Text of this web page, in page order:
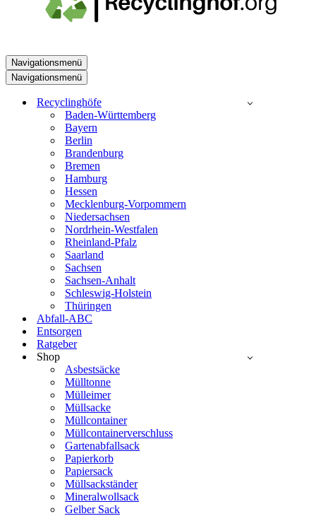
Navigationsmenü
Navigationsmenü
Recyclinghöfe
Baden-Württemberg
Bayern
Berlin
Brandenburg
Bremen
Hamburg
Hessen
Mecklenburg-Vorpommern
Niedersachsen
Nordrhein-Westfalen
Rheinland-Pfalz
Saarland
Sachsen
Sachsen-Anhalt
Schleswig-Holstein
Thüringen
Abfall-ABC
Entsorgen
Ratgeber
Shop
Asbestsäcke
Mülltonne
Mülleimer
Müllsacke
Müllcontainer
Müllcontainerverschluss
Gartenabfallsack
Papierkorb
Papiersack
Müllsackständer
Mineralwollsack
Gelber Sack